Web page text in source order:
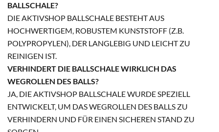
BALLSCHALE?
DIE AKTIVSHOP BALLSCHALE BESTEHT AUS
HOCHWERTIGEM, ROBUSTEM KUNSTSTOFF (Z.B.
POLYPROPYLEN), DER LANGLEBIG UND LEICHT ZU
REINIGEN IST.
VERHINDERT DIE BALLSCHALE WIRKLICH DAS
WEGROLLEN DES BALLS?
JA, DIE AKTIVSHOP BALLSCHALE WURDE SPEZIELL
ENTWICKELT, UM DAS WEGROLLEN DES BALLS ZU
VERHINDERN UND FÜR EINEN SICHEREN STAND ZU